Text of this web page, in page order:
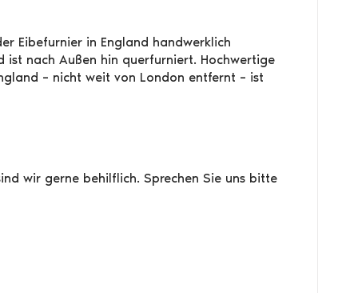
Eibefurnier in England handwerklich
ist nach Außen hin querfurniert. Hochwertige
– nicht weit von London entfernt – ist
wir gerne behilflich. Sprechen Sie uns bitte